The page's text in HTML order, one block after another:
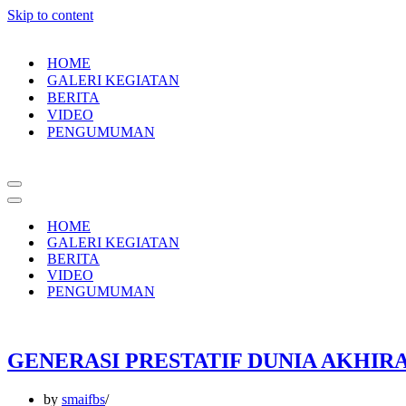
Skip to content
HOME
GALERI KEGIATAN
BERITA
VIDEO
PENGUMUMAN
Navigation
Menu
Navigation
HOME
GALERI KEGIATAN
BERITA
VIDEO
PENGUMUMAN
GENERASI PRESTATIF DUNIA
by smaifbs